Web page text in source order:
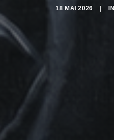
18 MAI 2026 IN